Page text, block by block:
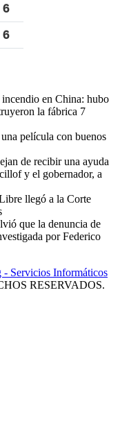
en China: hubo
la fábrica 7
película con buenos
de recibir una ayuda
y el gobernador, a
llegó a la Corte
que la denuncia de
por Federico
Servicios Informáticos
RESERVADOS.